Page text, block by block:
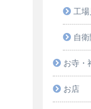
工
自
お寺・
お店